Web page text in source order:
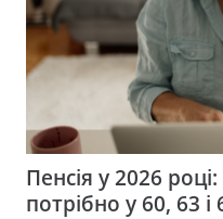
Пенсія у 2026
потрібно у 60, 63 і